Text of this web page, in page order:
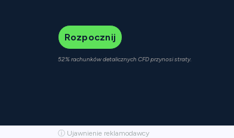
Rozpocznij
52% rachunków detalicznych CFD przynosi straty.
ⓘ Ujawnienie reklamodawcy